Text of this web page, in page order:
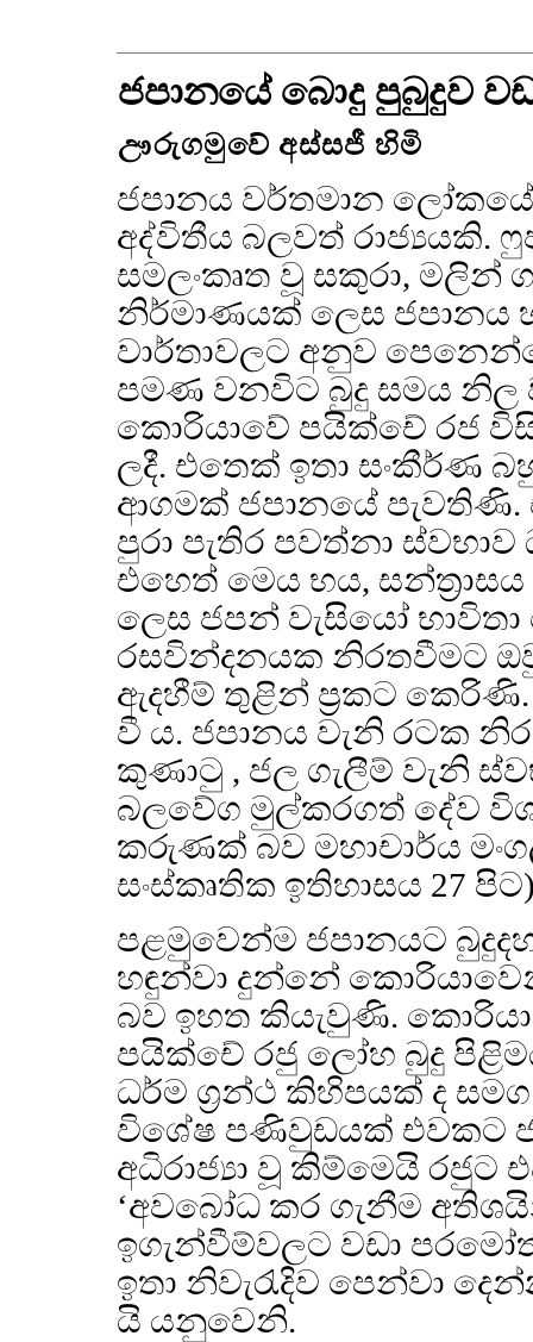
ජපානයේ බොදු පුබුදුව
ඌරුගමුවේ අස්සජී හිමි
ජපානය වර්තමාන
අද්විතීය බලවත් රාජ්‍යයකි.
සමලංකෘත වූ සකුරා, මලින්
නිර්මාණයක් ලෙස ජපානය
වාර්තාවලට අනුව
පමණ වනවිට බුදු සමය නිල
කොරියාවේ පයික්චේ රජ
ලදී. එතෙක් ඉතා සංකීර්ණ
ආගමක් ජපානයේ
පුරා පැතිර පවත්නා
එහෙත් මෙය භය,
ලෙස ජපන් වැසියෝ
රසවින්දනයක නිරතවීමට
ඇදහීම් තුළින් ප්‍රකට
වී ය. ජපානය වැනි රටක
කුණාටු , ජල ගැලීම් වැනි
බලවේග මුල්කරගත් දේව
කරුණක් බව මහාචාර්ය
සංස්කෘතික ඉතිහාසය 27
පළමුවෙන්ම ජපානයට
හඳුන්වා දුන්නේ
බව ඉහත කියැවුණි.
පයික්චේ රජු ලෝහ බුදු
ධර්ම ග්‍රන්ථ කිහිපයක් ද සමග
විශේෂ පණිවුඩයක් එවකට
අධිරාජ්‍යා වූ කිම්මෙයි
‘අවබෝධ කර ගැනීම
ඉගැන්වීම්වලට වඩා
ඉතා නිවැරැදිව පෙන්වා
යි යනුවෙනි.